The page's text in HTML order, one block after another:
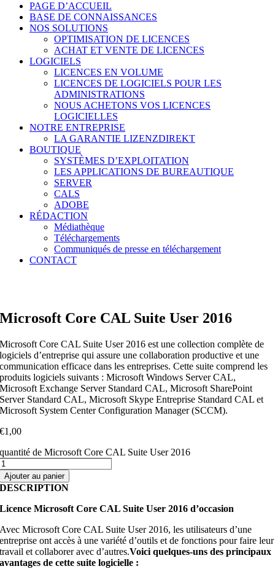
PAGE D’ACCUEIL
BASE DE CONNAISSANCES
NOS SOLUTIONS
OPTIMISATION DE LICENCES
ACHAT ET VENTE DE LICENCES
LOGICIELS
LICENCES EN VOLUME
LICENCES DE LOGICIELS POUR LES
ADMINISTRATIONS
NOUS ACHETONS VOS LICENCES
LOGICIELLES
NOTRE ENTREPRISE
LA GARANTIE LIZENZDIREKT
BOUTIQUE
SYSTÈMES D’EXPLOITATION
LES APPLICATIONS DE BUREAUTIQUE
SERVER
CALS
ADOBE
RÉDACTION
Médiathèque
Téléchargements
Communiqués de presse en téléchargement
CONTACT
Microsoft Core CAL Suite User 2016
Microsoft Core CAL Suite User 2016 est une collection complète de
logiciels d’entreprise qui assure une collaboration productive et une
communication efficace dans les entreprises. Cette suite comprend les
produits logiciels suivants : Microsoft Windows Server CAL,
Microsoft Exchange Server Standard CAL, Microsoft SharePoint
Server Standard CAL, Microsoft Skype Entreprise Standard CAL et
Microsoft System Center Configuration Manager (SCCM).
€1,00
quantité de Microsoft Core CAL Suite User 2016
Ajouter au panier
DESCRIPTION
Licence Microsoft Core CAL Suite User 2016 d’occasion
Avec Microsoft Core CAL Suite User 2016, les utilisateurs d’une
entreprise ont accès à une variété d’outils et de fonctions pour faire leur
travail et collaborer avec d’autres.Voici quelques-uns des principaux
avantages de cette suite logicielle :